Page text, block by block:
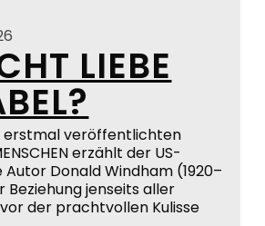
LIEBE
erstmal veröffentlichten
erzählt der US-
Donald Windham (1920–
Beziehung jenseits aller
der prachtvollen Kulisse